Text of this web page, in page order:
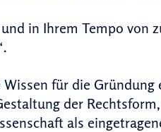
in Ihrem Tempo von
für die
der
als